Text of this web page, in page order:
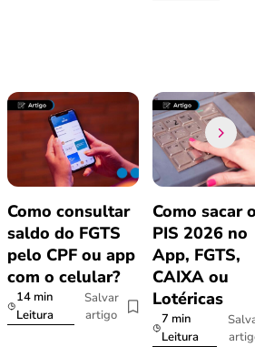
Como consultar
saldo do FGTS
pelo CPF ou app
com o celular?
14 min
Leitura
Salvar
artigo
Como sacar
PIS 2026 no
App, FGTS,
CAIXA ou
Lotéricas
7 min
Leitura